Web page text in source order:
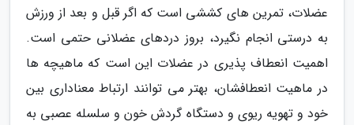
عضلات، تمرین های کششی است که اگر قبل و بعد از ورزش
به درستی انجام نگیرد، بروز دردهای عضلانی حتمی است.
اهمیت انعطاف پذیری در عضلات این است که ماهیچه ها
در ماهیت انعطافشان، بهتر می توانند ارتباط معناداری بین
خود و تهویه ریوی و دستگاه گردش خون و سلسله عصبی به